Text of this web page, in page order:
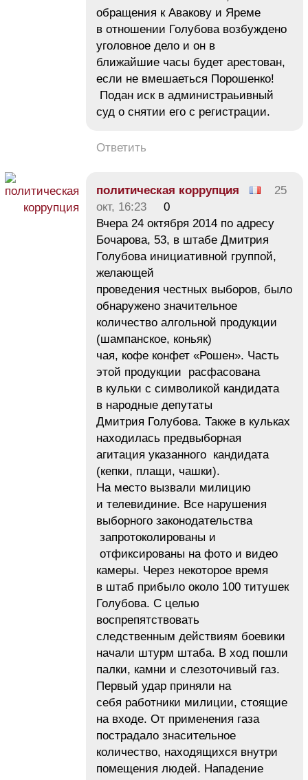
обращения к Авакову и Яреме
в отношении Голубова возбуждено
уголовное дело и он в
ближайшие часы будет арестован,
если не вмешаеться Порошенко!
Подан иск в администраьивный
суд о снятии его с регистрации.
Ответить
политическая коррупция
25
окт, 16:23
0
Вчера 24 октября 2014 по адресу
Бочарова, 53, в штабе Дмитрия
Голубова инициативной группой,
желающей
проведения честных выборов, было
обнаружено значительное
количество алгольной продукции
(шампанское, коньяк)
чая, кофе конфет «Рошен». Часть
этой продукции расфасована
в кульки с символикой кандидата
в народные депутаты
Дмитрия Голубова. Также в кульках
находилась предвыборная
агитация указанного кандидата
(кепки, плащи, чашки).
На место вызвали милицию
и телевидиние. Все нарушения
выборного законодательства
запротоколированы и
отфиксированы на фото и видео
камеры. Через некоторое время
в штаб прибыло около 100 титушек
Голубова. С целью
воспрепятствовать
следственным действиям боевики
начали штурм штаба. В ход пошли
палки, камни и слезоточивый газ.
Первый удар приняли на
себя работники милиции, стоящие
на входе. От применения газа
пострадало знасительное
количество, находящихся внутри
помещения людей. Нападение